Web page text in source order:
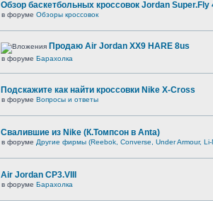
Обзор баскетбольных кроссовок Jordan Super.Fly
в форуме Обзоры кроссовок
Продаю Air Jordan XX9 HARE 8us
в форуме Барахолка
Подскажите как найти кроссовки Nike X-Cross
в форуме Вопросы и ответы
Свалившие из Nike (К.Томпсон в Anta)
в форуме Другие фирмы (Reebok, Converse, Under Armour, Li-
Air Jordan CP3.VIII
в форуме Барахолка